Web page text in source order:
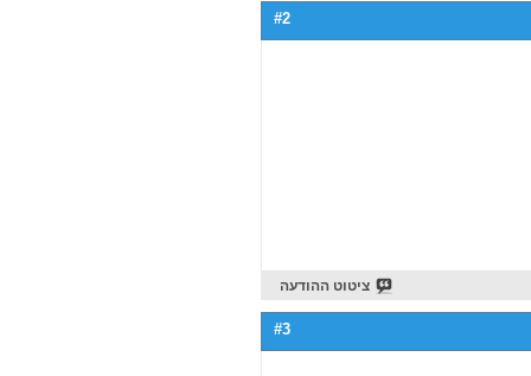
#2
ציטוט ההודעה
#3